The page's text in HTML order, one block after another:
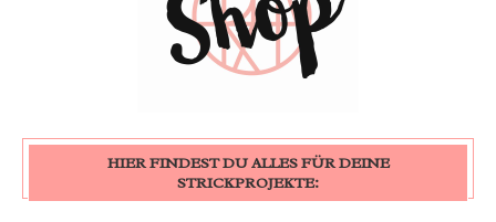
HIER FINDEST DU ALLES FÜR DEINE
STRICKPROJEKTE: